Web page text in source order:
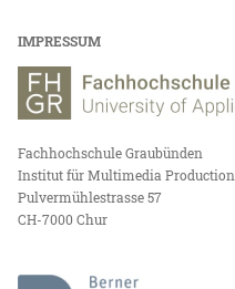
IMPRESSUM
Fachhochschule Graubünden
Institut für Multimedia Production
Pulvermühlestrasse 57
CH-7000 Chur